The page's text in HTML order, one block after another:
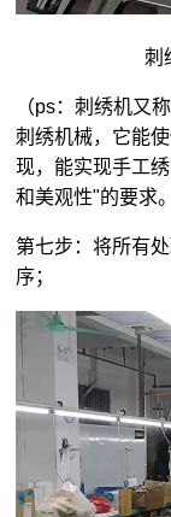
刺
（ps：刺绣机又
刺绣机械，它能
现，能实现手工
和美观性"的要求
第七步：将所有
序；